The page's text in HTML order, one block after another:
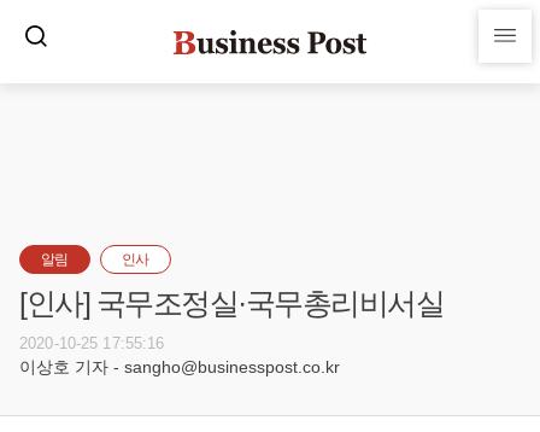
알림 인사
[인사] 국무조정실·국무총리비서실
2020-10-25 17:55:16
이상호 기자 - sangho@businesspost.co.kr